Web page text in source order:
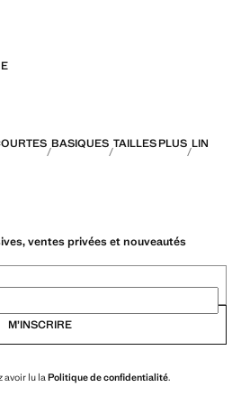
BASIQUES TAILLES PLUS LIN
ventes privées et nouveautés
M’INSCRIRE
avoir lu la Politique de confidentialité.